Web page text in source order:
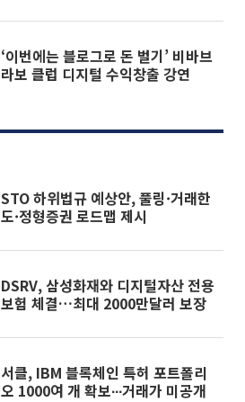
‘이번에는 블로그로 돈 벌기’ 비바브
라보 클럽 디지털 수익창출 강연
STO 하위법규 예상안, 풀링·거래한
도·정형증권 로드맵 제시
DSRV, 삼성화재와 디지털자산 전용
보험 체결…최대 2000만달러 보장
서클, IBM 블록체인 특허 포트폴리
오 1000여 개 확보∙∙∙거래가 미공개